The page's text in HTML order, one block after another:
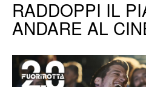
RADDOPPI IL
ANDARE AL